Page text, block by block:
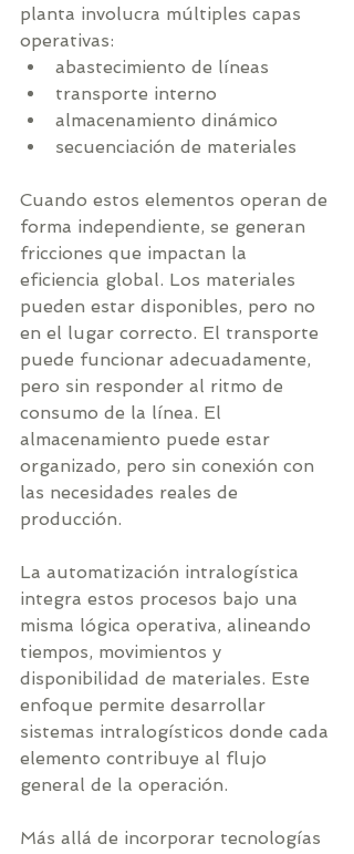
planta involucra múltiples capas
operativas:
abastecimiento de líneas
transporte interno
almacenamiento dinámico
secuenciación de materiales
Cuando estos elementos operan de
forma independiente, se generan
fricciones que impactan la
eficiencia global. Los materiales
pueden estar disponibles, pero no
en el lugar correcto. El transporte
puede funcionar adecuadamente,
pero sin responder al ritmo de
consumo de la línea. El
almacenamiento puede estar
organizado, pero sin conexión con
las necesidades reales de
producción.
La automatización intralogística
integra estos procesos bajo una
misma lógica operativa, alineando
tiempos, movimientos y
disponibilidad de materiales. Este
enfoque permite desarrollar
sistemas intralogísticos donde cada
elemento contribuye al flujo
general de la operación.
Más allá de incorporar tecnologías